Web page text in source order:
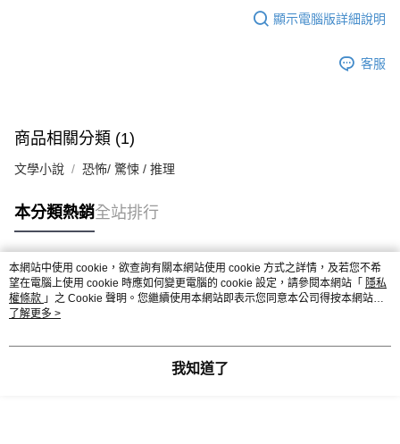
顯示電腦版詳細說明
客服
商品相關分類 (1)
文學小說 恐怖/ 驚悚 / 推理
本分類熱銷全站排行
熱門標籤
本網站中使用 cookie，欲查詢有關本網站使用 cookie 方式之詳情，及若您不希
望在電腦上使用 cookie 時應如何變更電腦的 cookie 設定，請參閱本網站「 隱私
權條款 」之 Cookie 聲明。您繼續使用本網站即表示您同意本公司得按本網站使
用條款之 Cookie 聲明使用 cookie。
了解更多 >
我知道了